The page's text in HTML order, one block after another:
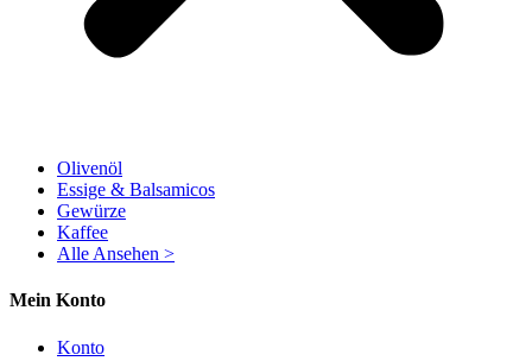
Olivenöl
Essige & Balsamicos
Gewürze
Kaffee
Alle Ansehen >
Mein Konto
Konto